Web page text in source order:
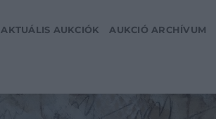
AKTUÁLIS AUKCIÓK AUKCIÓ ARCHÍVUM